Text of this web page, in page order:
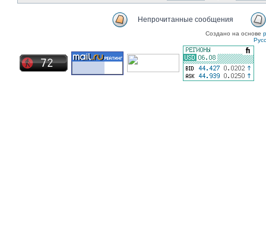
Непрочитанные сообщения
Создано на основе